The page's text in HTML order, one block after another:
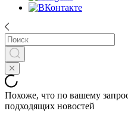
Похоже, что по вашему
подходящих новостей